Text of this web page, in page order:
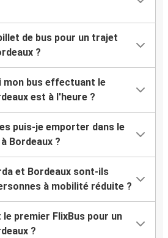
de bus pour un trajet
?
mon bus effectuant le
est à l'heure ?
puis-je emporter dans le
Bordeaux ?
et Bordeaux sont-ils
à mobilité réduite ?
premier FlixBus pour un
?